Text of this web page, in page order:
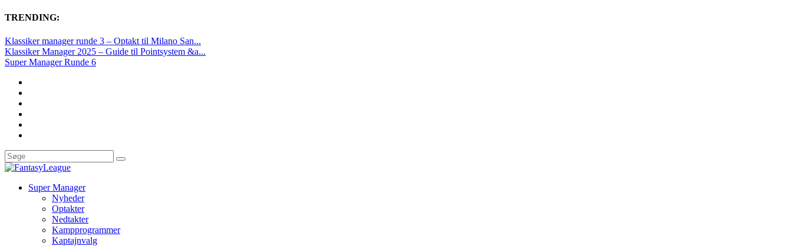
TRENDING:
Klassiker manager runde 3 – Optakt til Milano San...
Klassiker Manager 2025 – Guide til Pointsystem &a...
Super Manager Runde 6
Super Manager
Nyheder
Optakter
Nedtakter
Kampprogrammer
Kaptajnvalg